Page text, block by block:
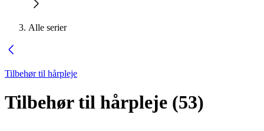
Alle serier
Tilbehør til hårpleje
Tilbehør til hårpleje (53)